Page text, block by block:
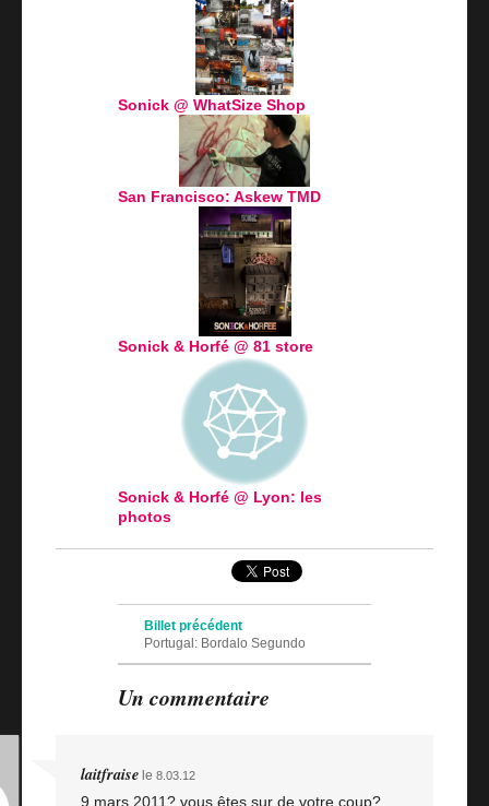
Sonick @ WhatSize Shop
San Francisco: Askew TMD
Sonick & Horfé @ 81 store
Sonick & Horfé @ Lyon: les
photos
Billet précédent
Portugal: Bordalo Segundo
Un commentaire
laitfraisele 8.03.12
9 mars 2011? vous êtes sur de votre coup?